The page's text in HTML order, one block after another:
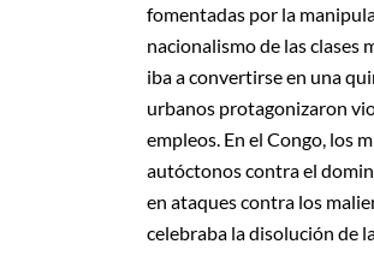
fomentadas por la
nacionalismo de las clases
iba a convertirse en una
urbanos protagonizaron
empleos. En el Congo, los
autóctonos contra el
en ataques contra los
celebraba la disolución de